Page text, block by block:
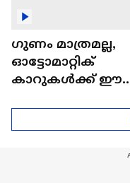
ഗുണം മാത്രമല്ല,
ഓട്ടോമാറ്റിക്
കാറുകൾക്ക് ഈ